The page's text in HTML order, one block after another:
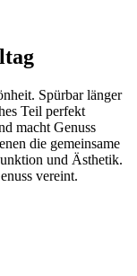
Spürbar länger
Teil perfekt
macht Genuss
die gemeinsame
und Ästhetik.
vereint.